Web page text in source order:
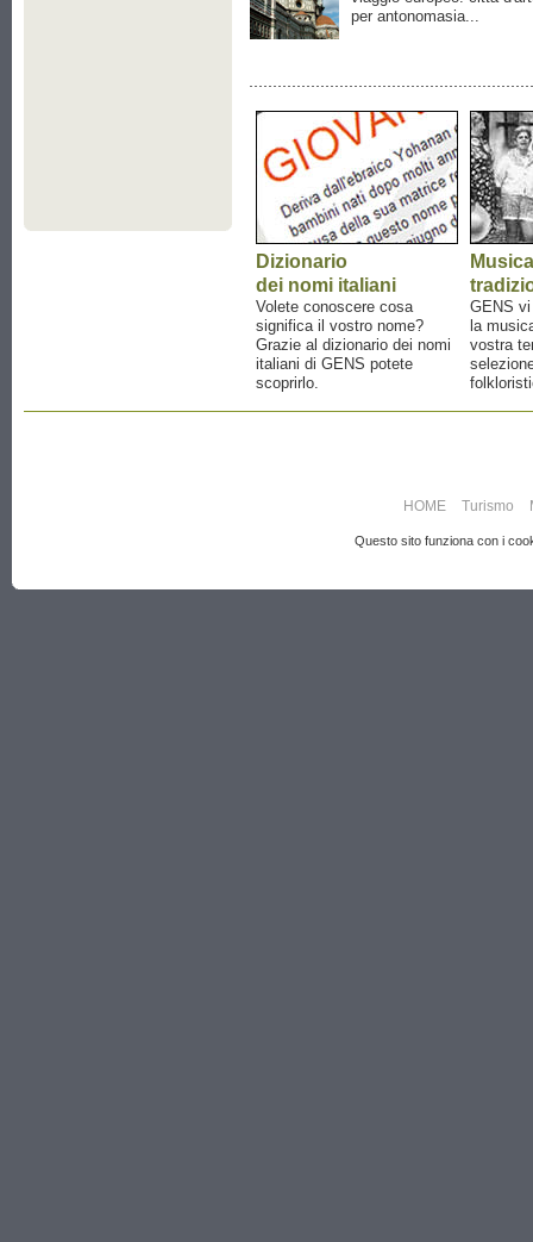
per antonomasia...
Dizionario
dei nomi italiani
Volete conoscere cosa
significa il vostro nome?
Grazie al dizionario dei nomi
italiani di GENS potete
scoprirlo.
Musica
GENS
la
vostra
HOME Turismo
Questo sito funziona con i